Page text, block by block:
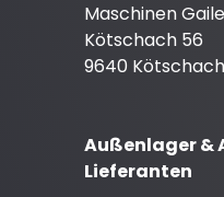
Maschinen
Kötschach 56
9640
Außenlager &
Lieferanten